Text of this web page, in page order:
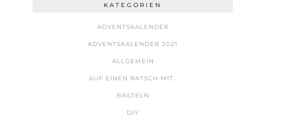
KATEGORIEN
ADVENTSKALENDER
ADVENTSKALENDER 2021
ALLGEMEIN
AUF EINEN RATSCH MIT..
BASTELN
DIY